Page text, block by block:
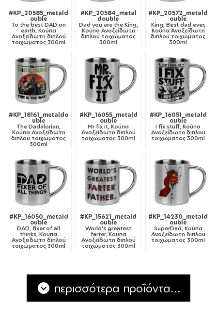
#KP_20585_metald
ouble
To the best DAD on
earth, Κούπα
Ανοξείδωτη διπλού
τοιχώματος 300ml
#KP_20584_metal
double
Dad you are the King,
Κούπα Ανοξείδωτη
διπλού τοιχώματος
300ml
#KP_20572_metald
ouble
King, Best dad ever,
Κούπα Ανοξείδωτη
διπλού τοιχώματος
300ml
#KP_18161_metaldo
uble
The Dadalorian,
Κούπα Ανοξείδωτη
διπλού τοιχώματος
300ml
#KP_16055_metald
ouble
Mr fix it, Κούπα
Ανοξείδωτη διπλού
τοιχώματος 300ml
#KP_16051_metald
ouble
I fix stuff, Κούπα
Ανοξείδωτη διπλού
τοιχώματος 300ml
#KP_16050_metald
ouble
DAD, fixer of all
thinks, Κούπα
Ανοξείδωτη διπλού
τοιχώματος 300ml
#KP_15621_metald
ouble
World's greatest
farter, Κούπα
Ανοξείδωτη διπλού
τοιχώματος 300ml
#KP_14230_metald
ouble
SuperDad, Κούπα
Ανοξείδωτη διπλού
τοιχώματος 300ml
περισσότερα προϊόντα...